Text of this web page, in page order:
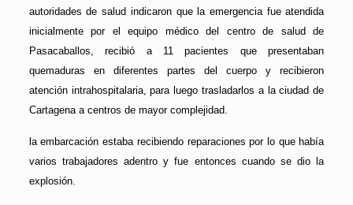
autoridades de salud indicaron que la emergencia fue atendida
inicialmente por el equipo médico del centro de salud de
Pasacaballos, recibió a 11 pacientes que presentaban
quemaduras en diferentes partes del cuerpo y recibieron
atención intrahospitalaria, para luego trasladarlos a la ciudad de
Cartagena a centros de mayor complejidad.
la embarcación estaba recibiendo reparaciones por lo que había
varios trabajadores adentro y fue entonces cuando se dio la
explosión.